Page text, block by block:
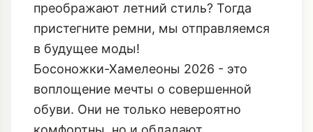
преображают летний стиль? Тогда
пристегните ремни, мы отправляемся
в будущее моды!
Босоножки-Хамелеоны 2026 - это
воплощение мечты о совершенной
обуви. Они не только невероятно